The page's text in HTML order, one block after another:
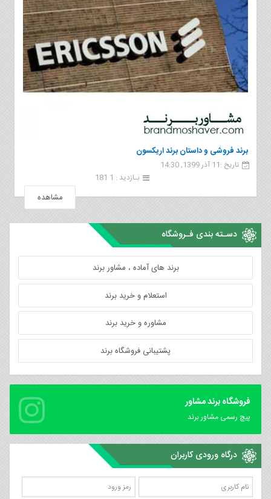
برند فروشی و داستان برند اریکسون
تاریخ :11 آذر 1399, 14:30
بـازدید : 1 181
مشاهده
دسـته بندی فـروشگاه
برند های آماده ، مشاور برند
استعلام و خرید برند
مشاوره و خرید برند
پشتیبانی فروشگاه برند
فروشگاه برند مشاور
پیچ رسمی مشاور برند
درگاه ورودی کاربران